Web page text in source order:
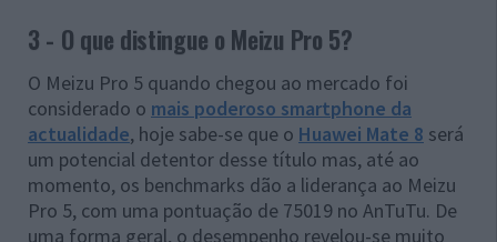
3 - O que distingue o Meizu Pro 5?
O Meizu Pro 5 quando chegou ao mercado foi
considerado o mais poderoso smartphone da
actualidade, hoje sabe-se que o Huawei Mate 8 será
um potencial detentor desse título mas, até ao
momento, os benchmarks dão a liderança ao Meizu
Pro 5, com uma pontuação de 75019 no AnTuTu. De
uma forma geral, o desempenho revelou-se muito